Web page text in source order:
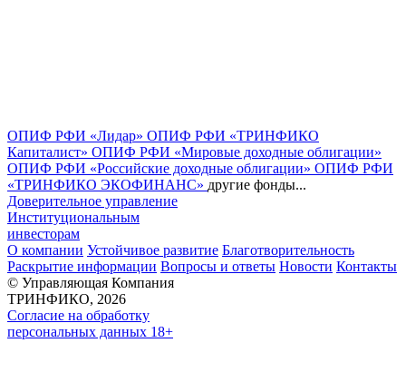
ОПИФ РФИ «Лидар» ОПИФ РФИ «ТРИНФИКО
Капиталист» ОПИФ РФИ «Мировые доходные облигации»
ОПИФ РФИ «Российские доходные облигации» ОПИФ РФИ
«ТРИНФИКО ЭКОФИНАНС» другие фонды...
Доверительное управление
Институциональным
инвесторам
О компании Устойчивое развитие Благотворительность
Раскрытие информации Вопросы и ответы Новости Контакты
© Управляющая Компания
ТРИНФИКО, 2026
Согласие на обработку
персональных данных 18+